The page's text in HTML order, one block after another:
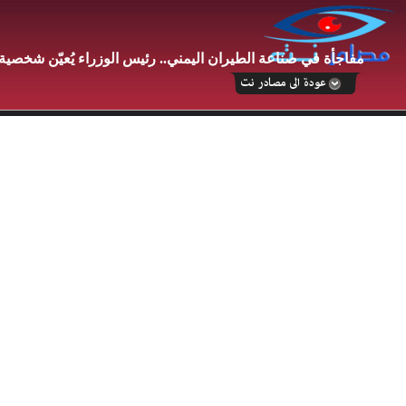
مفاجأة في صناعة الطيران اليمني.. رئيس الوزراء يُعيّن